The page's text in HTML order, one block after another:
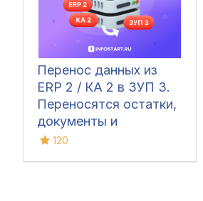
Перенос данных из
ERP 2 / КА 2 в ЗУП 3.
Переносятся остатки,
документы и
справочники
120